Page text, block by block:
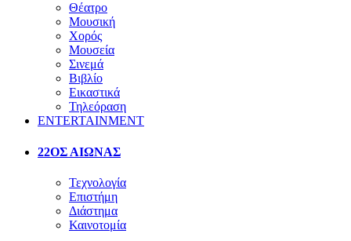
Θέατρο
Μουσική
Χορός
Μουσεία
Σινεμά
Βιβλίο
Εικαστικά
Τηλεόραση
ENTERTAINMENT
22ΟΣ ΑΙΩΝΑΣ
Τεχνολογία
Επιστήμη
Διάστημα
Καινοτομία